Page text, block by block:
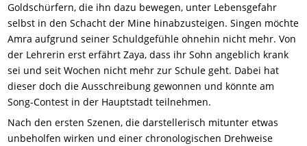
Goldschürfern, die ihn dazu bewegen, unter Lebensgefahr
selbst in den Schacht der Mine hinabzusteigen. Singen möchte
Amra aufgrund seiner Schuldgefühle ohnehin nicht mehr. Von
der Lehrerin erst erfährt Zaya, dass ihr Sohn angeblich krank
sei und seit Wochen nicht mehr zur Schule geht. Dabei hat
dieser doch die Ausschreibung gewonnen und könnte am
Song-Contest in der Hauptstadt teilnehmen.
Nach den ersten Szenen, die darstellerisch mitunter etwas
unbeholfen wirken und einer chronologischen Drehweise